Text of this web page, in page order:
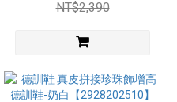
NT$2,390